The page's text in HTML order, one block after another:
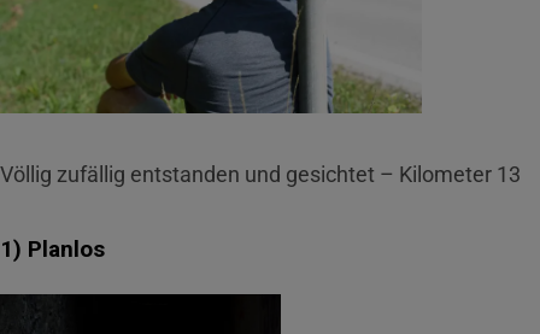
Völlig zufällig entstanden und gesichtet – Kilometer 13
1) Planlos